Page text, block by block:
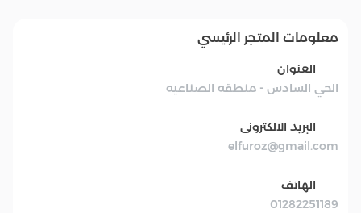
معلومات المتجر الرئيسي
العنوان
الحي السادس - منطقه الصناعيه
البريد الالكترونى
elfuroz@gmail.com
الهاتف
01282251189